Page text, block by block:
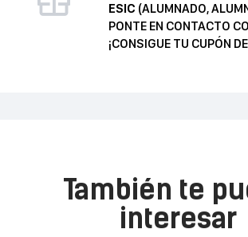
ESIC (ALUMNADO,
PONTE EN CONTACTO
¡CONSIGUE TU CUPÓN
También te
interesar